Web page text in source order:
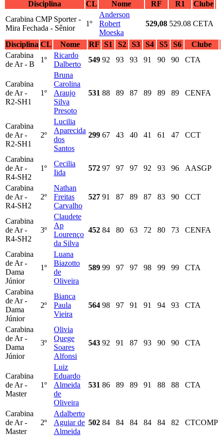
Disciplina CL Nome RF R1
Clube
Carabina CMP Sporter -
Mira Fechada - Sênior
1º
Anderson
Robert
Moeska
529,08 529.08 CETA
Disciplina CL Nome RF S1 S2 S3 S4 S5 S6
Clube
Carabina
de Ar - B
1º
Ricardo
Dalberto
549 92 93 93 91 90 90 CTA
Carabina
de Ar -
R2-SH1
1º
Bruna
Carolina
Araujo
Silva
Presoto
531 88 89 87 89 89 89 CENFA
Carabina
de Ar -
R2-SH1
2º
Lucilia
Aparecida
dos
Santos
299 67 43 40 41 61 47 CCT
Carabina
de Ar -
R4-SH2
1º
Cecilia
Iida
572 97 97 97 92 93 96 AASGP
Carabina
de Ar -
R4-SH2
2º
Nathan
Freitas
Carvalho
527 91 87 89 87 83 90 CCT
Carabina
de Ar -
R4-SH2
3º
Claudete
Ap
Lourenço
da Silva
452 84 80 63 72 80 73 CENFA
Carabina
de Ar -
Dama
Júnior
1º
Luana
Biazotto
de
Oliveira
589 99 97 97 98 99 99 CTA
Carabina
de Ar -
Dama
Júnior
2º
Bianca
Paula
Vieira
564 98 97 91 91 94 93 CTA
Carabina
de Ar -
Dama
Júnior
3º
Olivia
Quege
Soares
Alfonsi
543 92 91 87 93 90 90 CTA
Carabina
de Ar -
Master
1º
Luiz
Eduardo
Almeida
de
Oliveira
531 86 89 89 91 88 88 CTA
Carabina
de Ar -
Master
2º
Adalberto
Aguiar de
Almeida
502 84 84 84 84 84 82 CTCOMP